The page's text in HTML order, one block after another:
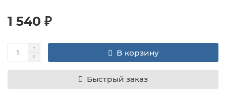
1 540 ₽
В корзину
Быстрый заказ